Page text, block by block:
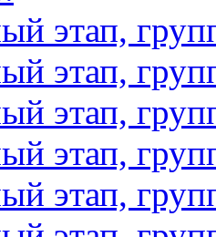
этап,
этап,
этап,
этап,
этап,